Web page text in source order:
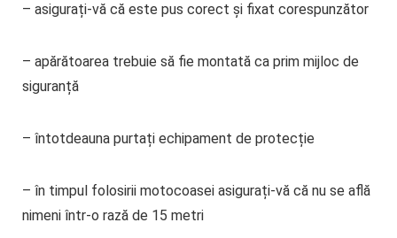
– asigurați-vă că este pus corect și fixat corespunzător
– apărătoarea trebuie să fie montată ca prim mijloc de
siguranță
– întotdeauna purtați echipament de protecție
– în timpul folosirii motocoasei asigurați-vă că nu se află
nimeni într-o rază de 15 metri